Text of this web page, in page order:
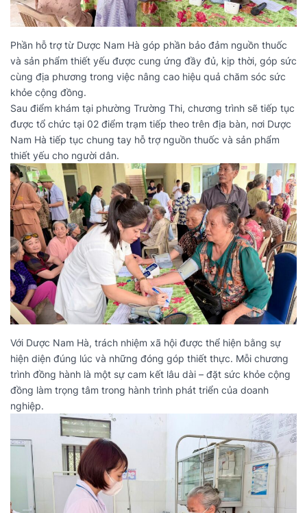
Phần hỗ trợ từ Dược Nam Hà góp phần bảo đảm nguồn thuốc
và sản phẩm thiết yếu được cung ứng đầy đủ, kịp thời, góp sức
cùng địa phương trong việc nâng cao hiệu quả chăm sóc sức
khỏe cộng đồng.
Sau điểm khám tại phường Trường Thi, chương trình sẽ tiếp tục
được tổ chức tại 02 điểm trạm tiếp theo trên địa bàn, nơi Dược
Nam Hà tiếp tục chung tay hỗ trợ nguồn thuốc và sản phẩm
thiết yếu cho người dân.
Với Dược Nam Hà, trách nhiệm xã hội được thể hiện bằng sự
hiện diện đúng lúc và những đóng góp thiết thực. Mỗi chương
trình đồng hành là một sự cam kết lâu dài – đặt sức khỏe cộng
đồng làm trọng tâm trong hành trình phát triển của doanh
nghiệp.